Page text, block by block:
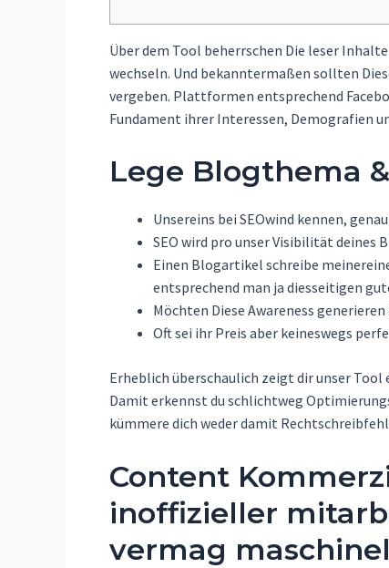
Über dem Tool beherrschen Die leser
wechseln. Und bekanntermaßen sollten
vergeben. Plattformen entsprechend
Fundament ihrer Interessen, Demografien
Lege Blogthema
Unsereins bei SEOwind kennen,
SEO wird pro unser Visibilität
Einen Blogartikel schreibe
entsprechend man ja diesseitigen
Möchten Diese Awareness
Oft sei ihr Preis aber keineswegs
Erheblich überschaulich zeigt dir unser
Damit erkennst du schlichtweg
kümmere dich weder damit
Content
inoffizieller
vermag